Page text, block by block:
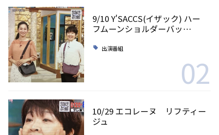
9/10 Y'SACCS(イザック) ハー
フムーンショルダーバッ…
出演番組
02
10/29 エコレーヌ リフティー
ジュ